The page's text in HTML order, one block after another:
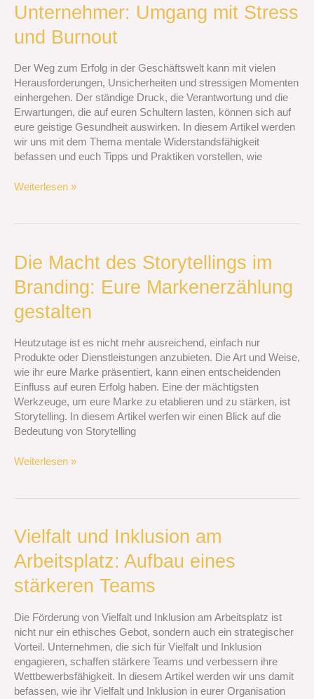
Unternehmer: Umgang mit Stress
und Burnout
Der Weg zum Erfolg in der Geschäftswelt kann mit vielen
Herausforderungen, Unsicherheiten und stressigen Momenten
einhergehen. Der ständige Druck, die Verantwortung und die
Erwartungen, die auf euren Schultern lasten, können sich auf
eure geistige Gesundheit auswirken. In diesem Artikel werden
wir uns mit dem Thema mentale Widerstandsfähigkeit
befassen und euch Tipps und Praktiken vorstellen, wie
Umgang
Stress
und
Burnout
Weiterlesen »
Die Macht des Storytellings im
Branding: Eure Markenerzählung
gestalten
Heutzutage ist es nicht mehr ausreichend, einfach nur
Produkte oder Dienstleistungen anzubieten. Die Art und Weise,
wie ihr eure Marke präsentiert, kann einen entscheidenden
Einfluss auf euren Erfolg haben. Eine der mächtigsten
Werkzeuge, um eure Marke zu etablieren und zu stärken, ist
Storytelling. In diesem Artikel werfen wir einen Blick auf die
Bedeutung von Storytelling
Die
Macht
des
im
Eure
Markenerzählung
gestalten
Weiterlesen »
Vielfalt und Inklusion am
Arbeitsplatz: Aufbau eines
stärkeren Teams
Die Förderung von Vielfalt und Inklusion am Arbeitsplatz ist
nicht nur ein ethisches Gebot, sondern auch ein strategischer
Vorteil. Unternehmen, die sich für Vielfalt und Inklusion
engagieren, schaffen stärkere Teams und verbessern ihre
Wettbewerbsfähigkeit. In diesem Artikel werden wir uns damit
befassen, wie ihr Vielfalt und Inklusion in eurer Organisation
Vielfalt
und
Inklusion
Arbeitsplatz:
eines
stärkeren
Teams